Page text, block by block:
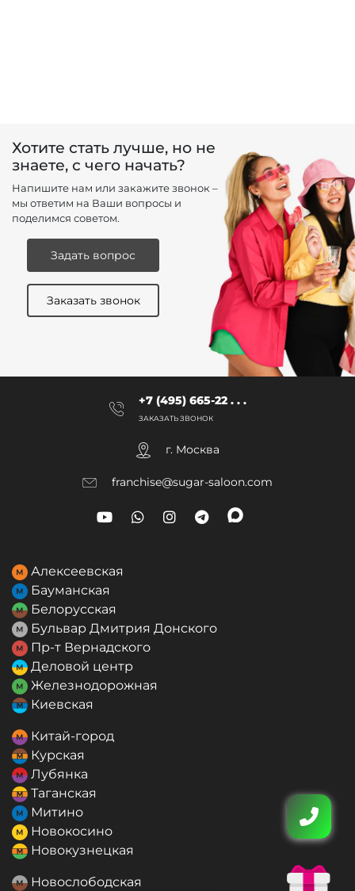
Хотите стать лучше, но не
знаете, с чего начать?
Напишите нам или закажите звонок –
мы ответим на Ваши вопросы и
поделимся советом.
Задать вопрос
Заказать звонок
+7 (495) 665-22 . . .
ЗАКАЗАТЬ ЗВОНОК
г. Москва
franchise@sugar-saloon.com
Алексеевская
Бауманская
Белорусская
Бульвар Дмитрия Донского
Пр-т Вернадского
Деловой центр
Железнодорожная
Киевская
Китай-город
Курская
Лубянка
Таганская
Митино
Новокосино
Новокузнецкая
Новослободская